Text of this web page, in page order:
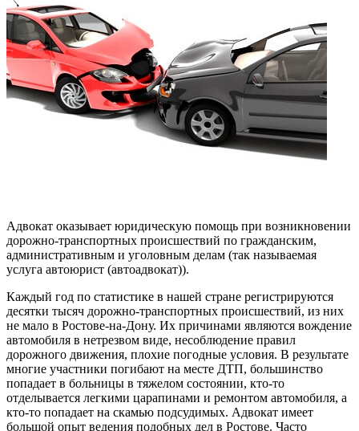
Адвокат оказывает юридическую помощь при возникновении
дорожно-транспортных происшествий по гражданским,
административным и уголовным делам (так называемая
услуга автоюрист (автоадвокат)).
Каждый год по статистике в нашей стране регистрируются
десятки тысяч дорожно-транспортных происшествий, из них
не мало в Ростове-на-Дону. Их причинами являются вождение
автомобиля в нетрезвом виде, несоблюдение правил
дорожного движения, плохие погодные условия. В результате
многие участники погибают на месте ДТП, большинство
попадает в больницы в тяжелом состоянии, кто-то
отделывается легкими царапинами и ремонтом автомобиля, а
кто-то попадает на скамью подсудимых. Адвокат имеет
большой опыт ведения подобных дел в Ростове. Часто